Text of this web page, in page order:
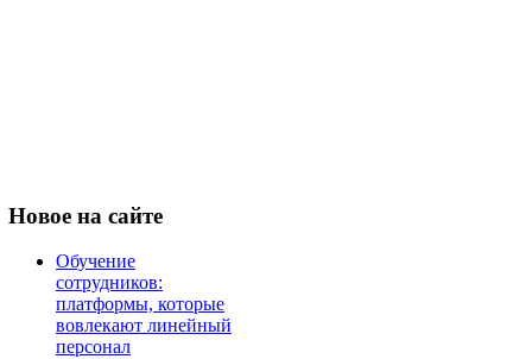
Новое на сайте
Обучение
сотрудников:
платформы, которые
вовлекают линейный
персонал